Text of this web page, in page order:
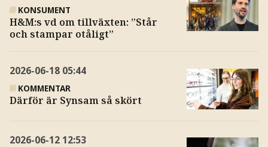
KONSUMENT
H&M:s vd om tillväxten: ”Står
och stampar otåligt”
2026-06-18 05:44
KOMMENTAR
Därför är Synsam så skört
2026-06-12 12:53